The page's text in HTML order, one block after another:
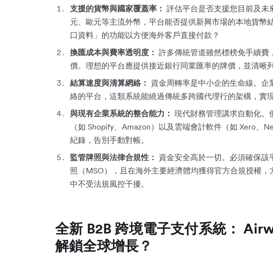
支援的貨幣與國家覆蓋率： 評估平台是否支援您目前及未
元、歐元等主流外幣，平台能否提供新興市場的本地貨幣
口資料」的功能以方便海外客戶直接付款？
換匯成本與費率透明度： 許多傳統管道雖然標榜免手續
價。理想的平台應提供接近銀行同業匯率的牌價，並清晰
結算速度與清算網絡： 資金周轉率是中小企的生命線。
絡的平台，這類系統能繞過傳統多跨國代理行的架構，實
與現有企業系統的整合能力： 現代財務管理講求自動化。
（如 Shopify、Amazon）以及雲端會計軟件（如 Xero、
紀錄，告別手動對帳。
監管牌照與法律合規性： 資金安全高於一切。必須確保
照（MSO），且在海外主要經濟體均獲得官方合規授權
中不受法規風控干擾。
全新 B2B 跨境電子支付系統：
解鎖全球增長？